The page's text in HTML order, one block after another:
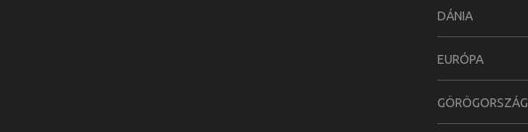
DÁNIA
EURÓPA
GÖRÖGORSZÁG